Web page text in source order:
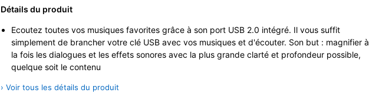
Détails du produit
Ecoutez toutes vos musiques favorites grâce à son port USB 2.0 intégré. Il vous suffit
simplement de brancher votre clé USB avec vos musiques et d'écouter. Son but : magnifier à
la fois les dialogues et les effets sonores avec la plus grande clarté et profondeur possible,
quelque soit le contenu
› Voir tous les détails du produit